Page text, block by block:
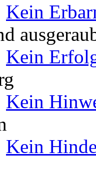
Kein
Kein
Kein
Kein